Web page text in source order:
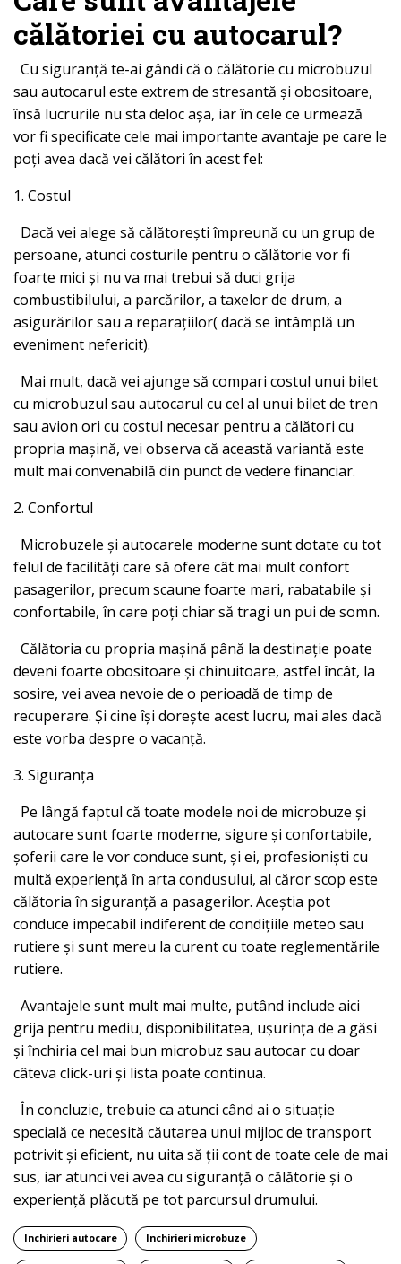
călătoriei cu autocarul?
Cu siguranță te-ai gândi că o călătorie cu microbuzul
sau autocarul este extrem de stresantă și obositoare,
însă lucrurile nu sta deloc așa, iar în cele ce urmează
vor fi specificate cele mai importante avantaje pe care le
poți avea dacă vei călători în acest fel:
1. Costul
Dacă vei alege să călătorești împreună cu un grup de
persoane, atunci costurile pentru o călătorie vor fi
foarte mici și nu va mai trebui să duci grija
combustibilului, a parcărilor, a taxelor de drum, a
asigurărilor sau a reparațiilor( dacă se întâmplă un
eveniment nefericit).
Mai mult, dacă vei ajunge să compari costul unui bilet
cu microbuzul sau autocarul cu cel al unui bilet de tren
sau avion ori cu costul necesar pentru a călători cu
propria mașină, vei observa că această variantă este
mult mai convenabilă din punct de vedere financiar.
2. Confortul
Microbuzele și autocarele moderne sunt dotate cu tot
felul de facilități care să ofere cât mai mult confort
pasagerilor, precum scaune foarte mari, rabatabile și
confortabile, în care poți chiar să tragi un pui de somn.
Călătoria cu propria mașină până la destinație poate
deveni foarte obositoare și chinuitoare, astfel încât, la
sosire, vei avea nevoie de o perioadă de timp de
recuperare. Și cine își dorește acest lucru, mai ales dacă
este vorba despre o vacanță.
3. Siguranța
Pe lângă faptul că toate modele noi de microbuze și
autocare sunt foarte moderne, sigure și confortabile,
șoferii care le vor conduce sunt, și ei, profesioniști cu
multă experiență în arta condusului, al căror scop este
călătoria în siguranță a pasagerilor. Aceștia pot
conduce impecabil indiferent de condițiile meteo sau
rutiere și sunt mereu la curent cu toate reglementările
rutiere.
Avantajele sunt mult mai multe, putând include aici
grija pentru mediu, disponibilitatea, ușurința de a găsi
și închiria cel mai bun microbuz sau autocar cu doar
câteva click-uri și lista poate continua.
În concluzie, trebuie ca atunci când ai o situație
specială ce necesită căutarea unui mijloc de transport
potrivit și eficient, nu uita să ții cont de toate cele de mai
sus, iar atunci vei avea cu siguranță o călătorie și o
experiență plăcută pe tot parcursul drumului.
Inchirieri autocare Inchirieri microbuze